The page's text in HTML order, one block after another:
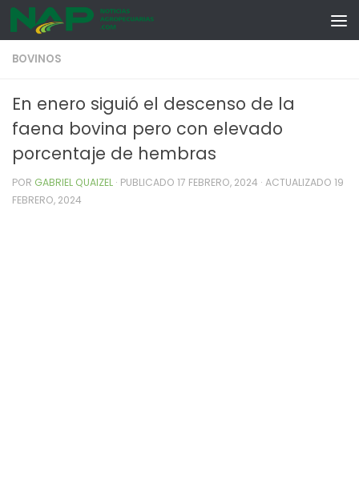
Skip to content
BOVINOS
En enero siguió el descenso de la
faena bovina pero con elevado
porcentaje de hembras
POR GABRIEL QUAIZEL · PUBLICADO 17 FEBRERO, 2024 · ACTUALIZADO 19
FEBRERO, 2024